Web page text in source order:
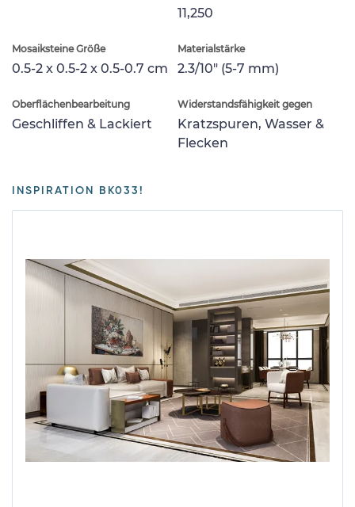
11,250
Mosaiksteine Größe
0.5-2 x 0.5-2 x 0.5-0.7 cm
Materialstärke
2.3/10" (5-7 mm)
Oberflächenbearbeitung
Geschliffen & Lackiert
Widerstandsfähigkeit gegen
Kratzspuren, Wasser &
Flecken
INSPIRATION BK033!